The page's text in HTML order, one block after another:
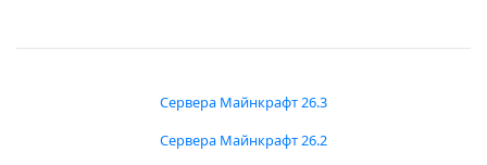
Сервера Майнкрафт 26.3
Сервера Майнкрафт 26.2